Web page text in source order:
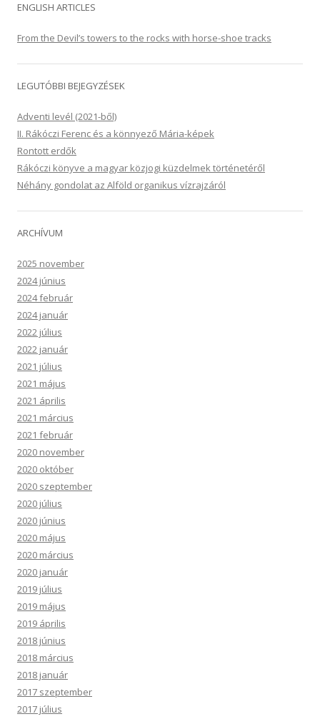
ENGLISH ARTICLES
From the Devil’s towers to the rocks with horse-shoe tracks
LEGUTÓBBI BEJEGYZÉSEK
Adventi levél (2021-ből)
II. Rákóczi Ferenc és a könnyező Mária-képek
Rontott erdők
Rákóczi könyve a magyar közjogi küzdelmek történetéről
Néhány gondolat az Alföld organikus vízrajzáról
ARCHÍVUM
2025 november
2024 június
2024 február
2024 január
2022 július
2022 január
2021 július
2021 május
2021 április
2021 március
2021 február
2020 november
2020 október
2020 szeptember
2020 július
2020 június
2020 május
2020 március
2020 január
2019 július
2019 május
2019 április
2018 június
2018 március
2018 január
2017 szeptember
2017 július